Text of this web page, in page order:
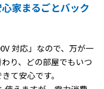
家まるごとバック
対応」なので、万が一
り、どの部屋でもいつ
て安心です。